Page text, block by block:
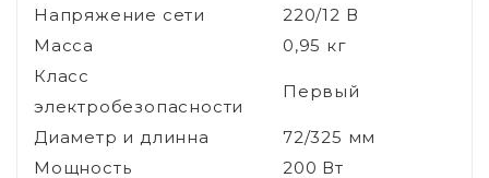
Напряжение сети
220/12 В
Масса
0,95 кг
Класс
электробезопасности
Первый
Диаметр и длинна
72/325 мм
Мощность
200 Вт